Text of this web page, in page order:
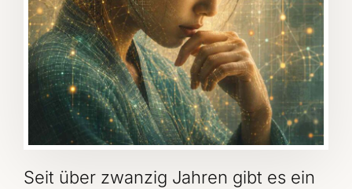
Seit über zwanzig Jahren gibt es ein